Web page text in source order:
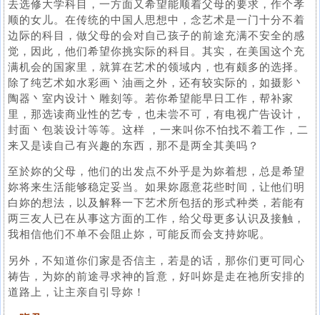
去选修大学科目，一方面又希望能顺着父母的要求，作个孝
顺的女儿。在传统的中国人思想中，念艺术是一门十分不着
边际的科目，做父母的会对自己孩子的前途充满不安全的感
觉，因此，他们希望你挑实际的科目。其实，在美国这个充
满机会的国家里，就算在艺术的领域内，也有颇多的选择。
除了纯艺术如水彩画丶油画之外，还有较实际的，如摄影丶
陶器丶室内设计丶雕刻等。若你希望能早日工作，帮补家
里，那选读商业性的艺专，也未尝不可，有电视广告设计，
封面丶包装设计等等。这样 ，一来叫你不怕找不着工作，二
来又是读自己有兴趣的东西，那不是两全其美吗？
至於妳的父母，他们的出发点不外乎是为妳着想，总是希望
妳将来生活能够稳定妥当。如果妳愿意花些时间，让他们明
白妳的想法，以及解释一下艺术所包括的形式种类，若能有
两三友人已在从事这方面的工作，给父母更多认识及接触，
我相信他们不单不会阻止妳，可能反而会支持妳呢。
另外，不知道你们家是否信主，若是的话，那你们更可同心
祷告，为妳的前途寻求神的旨意，好叫妳是走在祂所安排的
道路上，让主亲自引导妳！